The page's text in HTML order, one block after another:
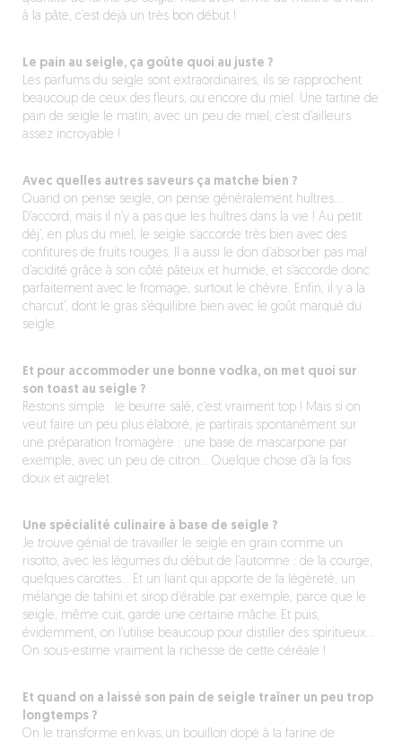
à la pâte, c’est déjà un très bon début !
Le pain au seigle, ça goûte quoi au juste ?
Les parfums du seigle sont extraordinaires, ils se rapprochent
beaucoup de ceux des fleurs, ou encore du miel. Une tartine de
pain de seigle le matin, avec un peu de miel, c’est d’ailleurs
assez incroyable !
Avec quelles autres saveurs ça matche bien ?
Quand on pense seigle, on pense généralement huîtres…
D’accord, mais il n’y a pas que les huîtres dans la vie ! Au petit
déj’, en plus du miel, le seigle s’accorde très bien avec des
confitures de fruits rouges. Il a aussi le don d’absorber pas mal
d’acidité grâce à son côté pâteux et humide, et s’accorde donc
parfaitement avec le fromage, surtout le chèvre. Enfin, il y a la
charcut’, dont le gras s’équilibre bien avec le goût marqué du
seigle.
Et pour accommoder une bonne vodka, on met quoi sur
son toast au seigle ?
Restons simple : le beurre salé, c’est vraiment top ! Mais si on
veut faire un peu plus élaboré, je partirais spontanément sur
une préparation fromagère : une base de mascarpone par
exemple, avec un peu de citron… Quelque chose d’à la fois
doux et aigrelet.
Une spécialité culinaire à base de seigle ?
Je trouve génial de travailler le seigle en grain comme un
risotto, avec les légumes du début de l’automne : de la courge,
quelques carottes… Et un liant qui apporte de la légèreté, un
mélange de tahini et sirop d’érable par exemple, parce que le
seigle, même cuit, garde une certaine mâche. Et puis,
évidemment, on l’utilise beaucoup pour distiller des spiritueux…
On sous-estime vraiment la richesse de cette céréale !
Et quand on a laissé son pain de seigle traîner un peu trop
longtemps ?
On le transforme en kvas, un bouillon dopé à la farine de